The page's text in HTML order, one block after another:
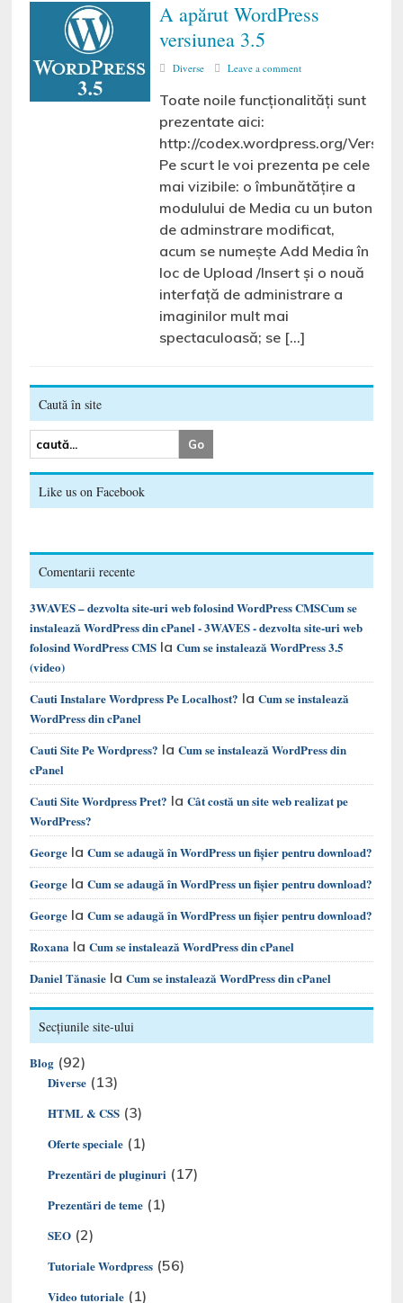
A apărut WordPress
versiunea 3.5
Diverse Leave a comment
Toate noile funcționalități sunt
prezentate aici:
http://codex.wordpress.org/
Pe scurt le voi prezenta pe cele
mai vizibile: o îmbunătățire a
modulului de Media cu un buton
de adminstrare modificat,
acum se numește Add Media în
loc de Upload /Insert și o nouă
interfață de administrare a
imaginilor mult mai
spectaculoasă; se […]
Caută în site
Like us on Facebook
Comentarii recente
3WAVES – dezvolta site-uri web folosind WordPress CMSCum se
instalează WordPress din cPanel - 3WAVES - dezvolta site-uri web
folosind WordPress CMS laCum se instalează WordPress 3.5
(video)
Cauti Instalare Wordpress Pe Localhost? laCum se instalează
WordPress din cPanel
Cauti Site Pe Wordpress? laCum se instalează WordPress din
cPanel
Cauti Site Wordpress Pret? laCât costă un site web realizat pe
WordPress?
George laCum se adaugă în WordPress un fișier pentru download?
George laCum se adaugă în WordPress un fișier pentru download?
George laCum se adaugă în WordPress un fișier pentru download?
Roxana laCum se instalează WordPress din cPanel
Daniel Tănasie laCum se instalează WordPress din cPanel
Secțiunile site-ului
Blog (92)
Diverse (13)
HTML & CSS (3)
Oferte speciale (1)
Prezentări de pluginuri (17)
Prezentări de teme (1)
SEO (2)
Tutoriale Wordpress (56)
Video tutoriale (1)